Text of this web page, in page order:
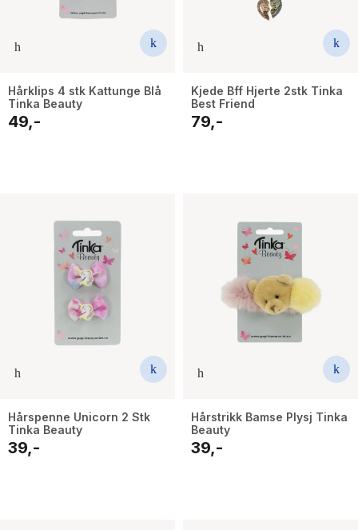
Hårklips 4 stk Kattunge Blå
Tinka Beauty
49,-
Kjede Bff Hjerte 2stk Tinka
Best Friend
79,-
Hårspenne Unicorn 2 Stk
Tinka Beauty
39,-
Hårstrikk Bamse Plysj Tinka
Beauty
39,-